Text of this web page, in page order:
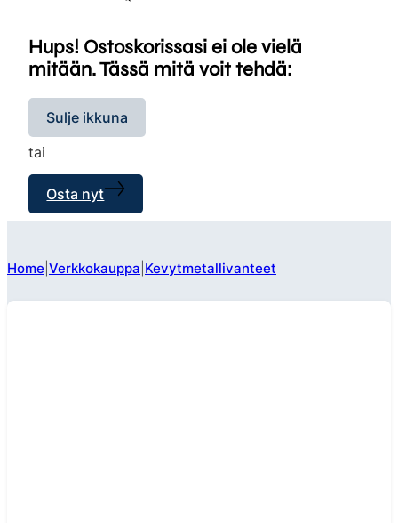
Hups! Ostoskorissasi ei ole vielä
mitään. Tässä mitä voit tehdä:
Sulje ikkuna
tai
Osta nyt
Home Verkkokauppa Kevytmetallivanteet